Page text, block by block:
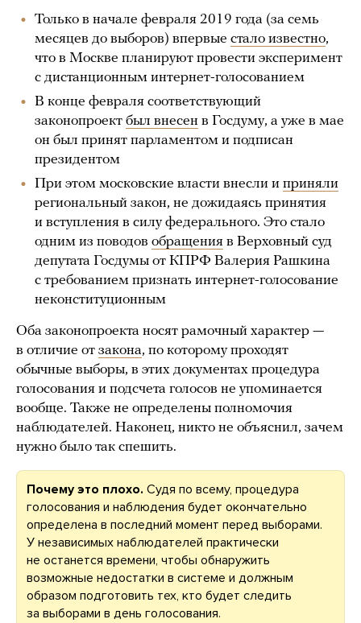
Только в начале февраля 2019 года (за семь
месяцев до выборов) впервые стало известно,
что в Москве планируют провести эксперимент
с дистанционным интернет-голосованием
В конце февраля соответствующий
законопроект был внесен в Госдуму, а уже в мае
он был принят парламентом и подписан
президентом
При этом московские власти внесли и приняли
региональный закон, не дожидаясь принятия
и вступления в силу федерального. Это стало
одним из поводов обращения в Верховный суд
депутата Госдумы от КПРФ Валерия Рашкина
с требованием признать интернет-голосование
неконституционным
Оба законопроекта носят рамочный характер —
в отличие от закона, по которому проходят
обычные выборы, в этих документах процедура
голосования и подсчета голосов не упоминается
вообще. Также не определены полномочия
наблюдателей. Наконец, никто не объяснил, зачем
нужно было так спешить.
Почему это плохо. Судя по всему, процедура
голосования и наблюдения будет окончательно
определена в последний момент перед выборами.
У независимых наблюдателей практически
не останется времени, чтобы обнаружить
возможные недостатки в системе и должным
образом подготовить тех, кто будет следить
за выборами в день голосования.